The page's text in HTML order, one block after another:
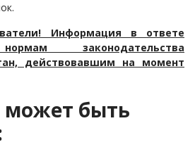
Информация в ответе
законодательства
действовавшим на момент
быть